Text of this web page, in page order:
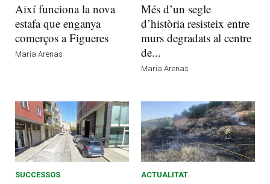
Així funciona la nova
estafa que enganya
comerços a Figueres
María Arenas
Més d’un segle
d’història resisteix entre
murs degradats al centre
de...
María Arenas
SUCCESSOS ACTUALITAT